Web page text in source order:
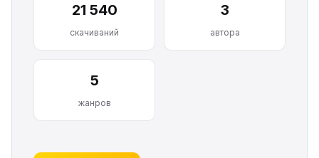
21 540
скачиваний
3
автора
5
жанров